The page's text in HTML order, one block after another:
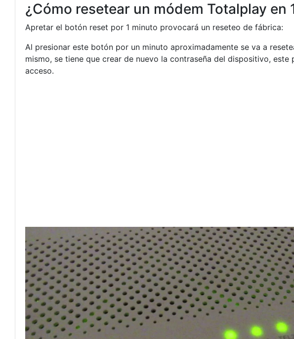
¿Cómo resetear un módem Totalplay en
Apretar el botón reset por 1 minuto provocará un reseteo de fábrica:
Al presionar este botón por un minuto aproximadamente se va a
mismo, se tiene que crear de nuevo la contraseña del dispositivo,
acceso.